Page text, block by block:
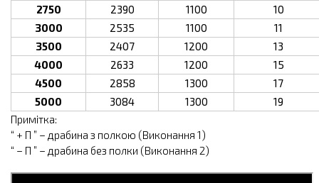
2750
2390 1100
10
3000
2535 1100
11
3500
2407 1200
13
4000
2633 1200
15
4500
2858 1300
17
5000
3084 1300
19
Примітка:
“ + П ” – драбина з полкою (Виконання 1)
“ – П ” – драбина без полки (Виконання 2)